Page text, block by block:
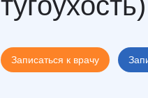
Инфекционные болезни
Кардиоонкология
Кардиохирургия
Записаться к врачу